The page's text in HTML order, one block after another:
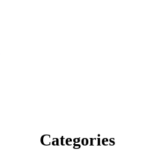
Categories